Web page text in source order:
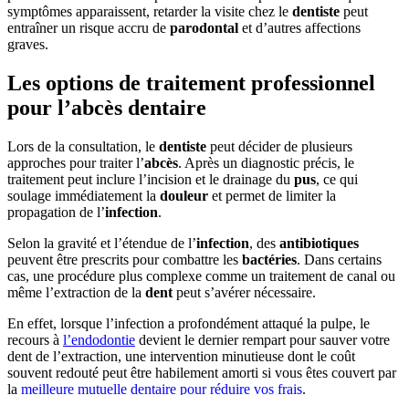
symptômes apparaissent, retarder la visite chez le dentiste peut
entraîner un risque accru de parodontal et d’autres affections
graves.
Les options de traitement professionnel
pour l’abcès dentaire
Lors de la consultation, le dentiste peut décider de plusieurs
approches pour traiter l’abcès. Après un diagnostic précis, le
traitement peut inclure l’incision et le drainage du pus, ce qui
soulage immédiatement la douleur et permet de limiter la
propagation de l’infection.
Selon la gravité et l’étendue de l’infection, des antibiotiques
peuvent être prescrits pour combattre les bactéries. Dans certains
cas, une procédure plus complexe comme un traitement de canal ou
même l’extraction de la dent peut s’avérer nécessaire.
En effet, lorsque l’infection a profondément attaqué la pulpe, le
recours à l’endodontie devient le dernier rempart pour sauver votre
dent de l’extraction, une intervention minutieuse dont le coût
souvent redouté peut être habilement amorti si vous êtes couvert par
la meilleure mutuelle dentaire pour réduire vos frais.